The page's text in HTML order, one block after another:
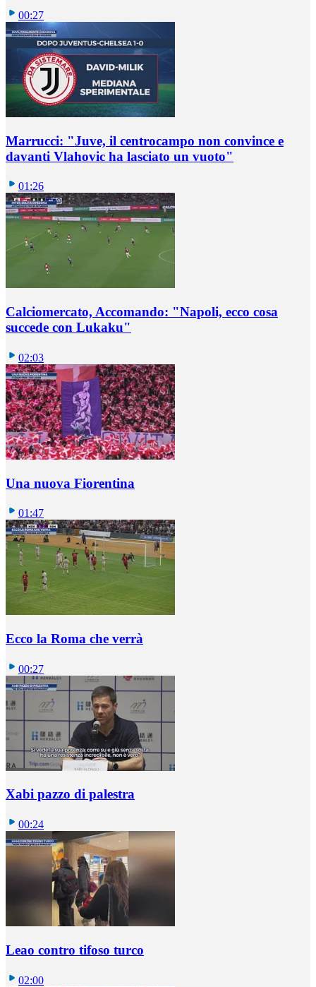
00:27
Marrucci: "Juve, il centrocampo non convince e
davanti Vlahovic ha lasciato un vuoto"
01:26
Calciomercato, Accomando: "Napoli, ecco cosa
succede con Lukaku"
02:03
Una nuova Fiorentina
01:47
Ecco la Roma che verrà
00:27
Xabi pazzo di palestra
00:24
Leao contro tifoso turco
02:00